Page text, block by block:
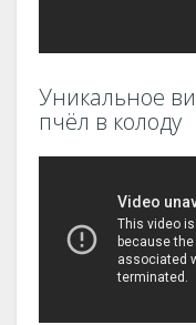
Уникальное
пчёл в колоду